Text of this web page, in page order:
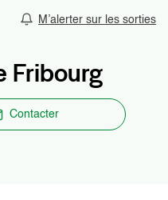
M’alerter sur les sorties
Fribourg
Contacter